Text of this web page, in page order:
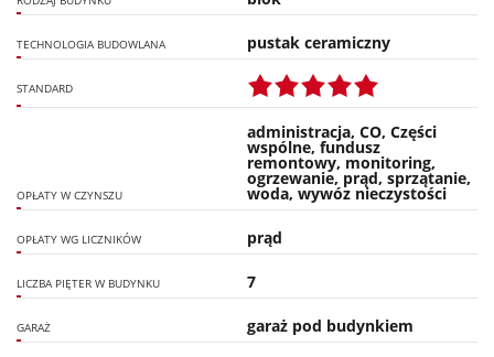
TECHNOLOGIA BUDOWLANA pustak ceramiczny
STANDARD
OPŁATY W CZYNSZU
administracja, CO, Części
wspólne, fundusz
remontowy, monitoring,
ogrzewanie, prąd, sprzątanie,
woda, wywóz nieczystości
OPŁATY WG LICZNIKÓW prąd
LICZBA PIĘTER W BUDYNKU 7
GARAŻ garaż pod budynkiem